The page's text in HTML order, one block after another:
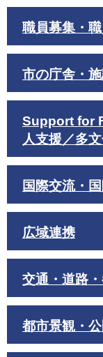
職員募集・
市の庁舎・
Support for
人支援／多
国際交流・
広域連携
交通・道路
都市景観・